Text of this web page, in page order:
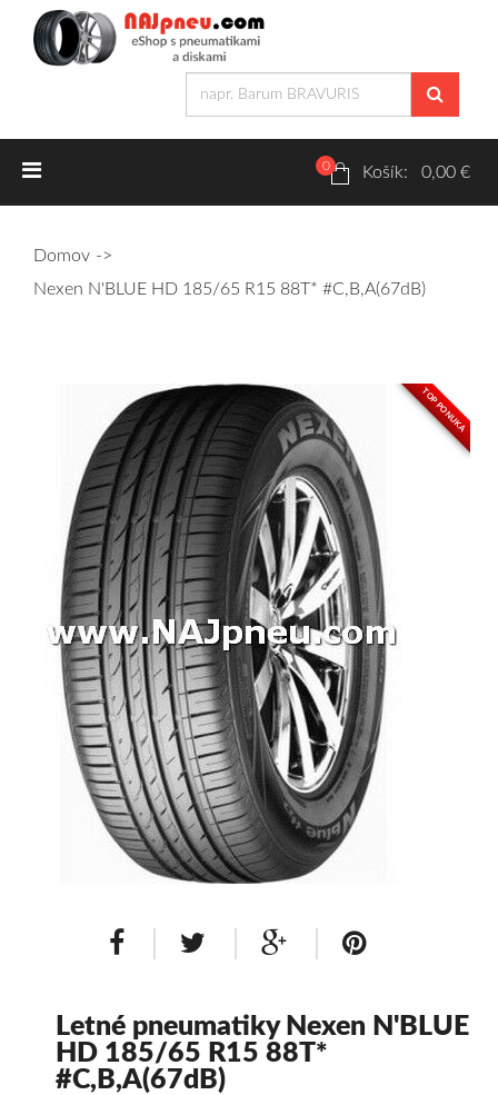
Letné pneumatiky
Zimné pneumatiky
Osobné/crossover + malé úžitkové
SUV/crossover + OFFRoad-ové
Dodávkové + malé úžitkové
Celoročné pneumatiky
Osobné/crossover + malé úžitkové
SUV/crossover + OFFRoad-ové
Dodávkové + malé úžitkové
Disky
Hliníkové / ALU disky / Elektróny
0 Košík: 0,00 €
Domov
Nexen N'BLUE HD 185/65 R15 88T* #C,B,A(67dB)
TOP PONUKA
Letné pneumatiky Nexen N'BLUE
HD 185/65 R15 88T*
#C,B,A(67dB)